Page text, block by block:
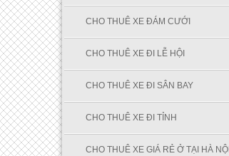
CHO THUÊ XE ĐÁM CƯỚI
CHO THUÊ XE ĐI LỄ HỘI
CHO THUÊ XE ĐI SÂN BAY
CHO THUÊ XE ĐI TỈNH
CHO THUÊ XE GIÁ RẺ Ở TẠI HÀ NỘI